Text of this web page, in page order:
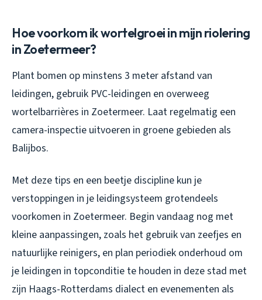
Hoe voorkom ik wortelgroei in mijn riolering
in Zoetermeer?
Plant bomen op minstens 3 meter afstand van
leidingen, gebruik PVC-leidingen en overweeg
wortelbarrières in Zoetermeer. Laat regelmatig een
camera-inspectie uitvoeren in groene gebieden als
Balijbos.
Met deze tips en een beetje discipline kun je
verstoppingen in je leidingsysteem grotendeels
voorkomen in Zoetermeer. Begin vandaag nog met
kleine aanpassingen, zoals het gebruik van zeefjes en
natuurlijke reinigers, en plan periodiek onderhoud om
je leidingen in topconditie te houden in deze stad met
zijn Haags-Rotterdams dialect en evenementen als